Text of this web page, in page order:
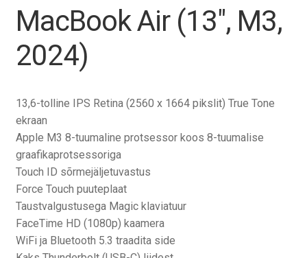
Tagasiost
Hooldus
Ostukorv
MacBook Air (13″, M3,
2024)
13,6-tolline IPS Retina (2560 x 1664 pikslit) True Tone
ekraan
Apple M3 8-tuumaline protsessor koos 8-tuumalise
graafikaprotsessoriga
Touch ID sõrmejäljetuvastus
Force Touch puuteplaat
Taustvalgustusega Magic klaviatuur
FaceTime HD (1080p) kaamera
WiFi ja Bluetooth 5.3 traadita side